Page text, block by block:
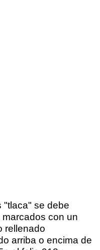
"tlaca" se debe
con un
rellenado
arriba o encima de